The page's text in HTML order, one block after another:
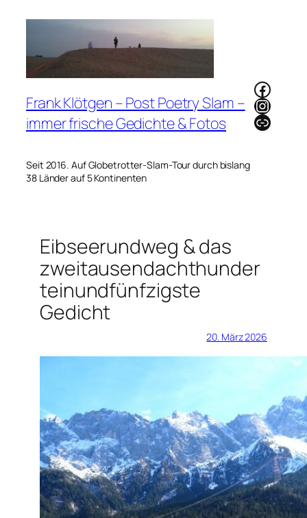
Frank Klötgen – Post Poetry Slam –
immer frische Gedichte & Fotos
Seit 2016. Auf Globetrotter-Slam-Tour durch bislang
38 Länder auf 5 Kontinenten
Link
Eibseerundweg & das
zweitausendachthunder
teinundfünfzigste
Gedicht
20. März 2026